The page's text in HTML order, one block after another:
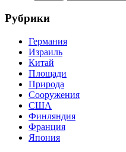
Рубрики
Германия
Израиль
Китай
Площади
Природа
Сооружения
США
Финляндия
Франция
Япония